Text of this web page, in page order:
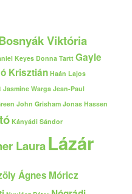
Viktória
Keyes Donna Tartt Gayle
Krisztián Haán Lajos
Jasmine Warga Jean-Paul
John Grisham Jonas Hassen
Kányádi Sándor
LauraLázár
Ágnes Móricz